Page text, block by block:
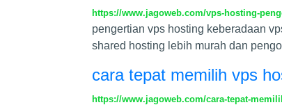
https://www.jagoweb.com/vps-hosting-
pengertian vps hosting keberadaan
shared hosting lebih murah dan
cara tepat memilih vps
https://www.jagoweb.com/cara-tepat-